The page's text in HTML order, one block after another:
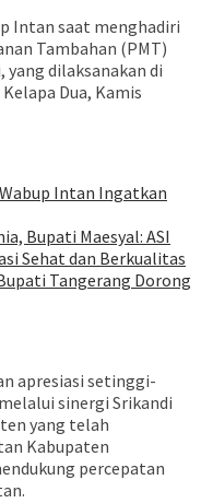
Intan saat menghadiri
Tambahan (PMT)
dilaksanakan di
Dua, Kamis
Intan Ingatkan
Bupati Maesyal: ASI
Sehat dan Berkualitas
Tangerang Dorong
apresiasi setinggi-
sinergi Srikandi
yang telah
Kabupaten
percepatan